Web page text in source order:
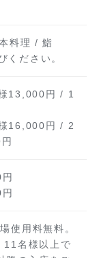
料理 / 鮨
ください。
13,000円 / 1
16,000円 / 2
使用料無料。
11名様以上で